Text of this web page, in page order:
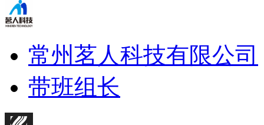
常州茗人科技有限公司
带班组长